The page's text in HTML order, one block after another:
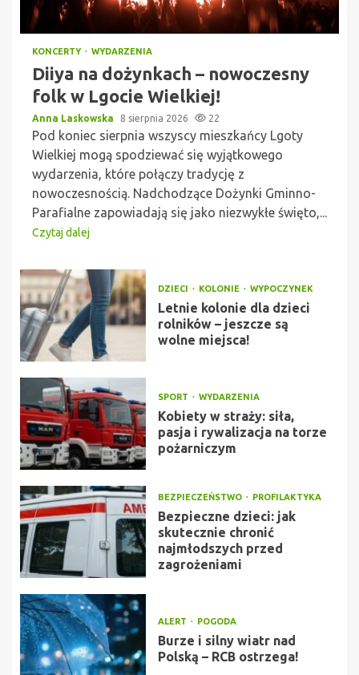
KONCERTY WYDARZENIA
Diiya na dożynkach – nowoczesny
folk w Lgocie Wielkiej!
Anna Laskowska 8 sierpnia 2026 22
Pod koniec sierpnia wszyscy mieszkańcy Lgoty
Wielkiej mogą spodziewać się wyjątkowego
wydarzenia, które połączy tradycję z
nowoczesnością. Nadchodzące Dożynki Gminno-
Parafialne zapowiadają się jako niezwykłe święto,...
Czytaj dalej
DZIECI KOLONIE WYPOCZYNEK
Letnie kolonie dla dzieci
rolników – jeszcze są
wolne miejsca!
SPORT WYDARZENIA
Kobiety w straży: siła,
pasja i rywalizacja na torze
pożarniczym
BEZPIECZEŃSTWO PROFILAKTYKA
Bezpieczne dzieci: jak
skutecznie chronić
najmłodszych przed
zagrożeniami
ALERT POGODA
Burze i silny wiatr nad
Polską – RCB ostrzega!